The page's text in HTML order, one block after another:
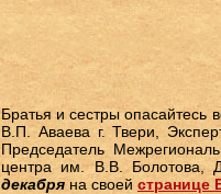
Братья и сестры опасайтесь
В.П. Аваева г. Твери,
Председатель
центра им. В.В. Болотова,
декабря на своей странице